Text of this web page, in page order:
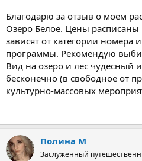
Благодарю за отзыв о моем
Озеро Белое. Цены
зависят от категории
программы. Рекомендую
Вид на озеро и лес чудесный
бесконечно (в свободное от
культурно-массовых
Полина М
Заслуженный